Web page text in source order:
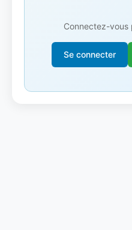
Connectez-vous
Se connecter